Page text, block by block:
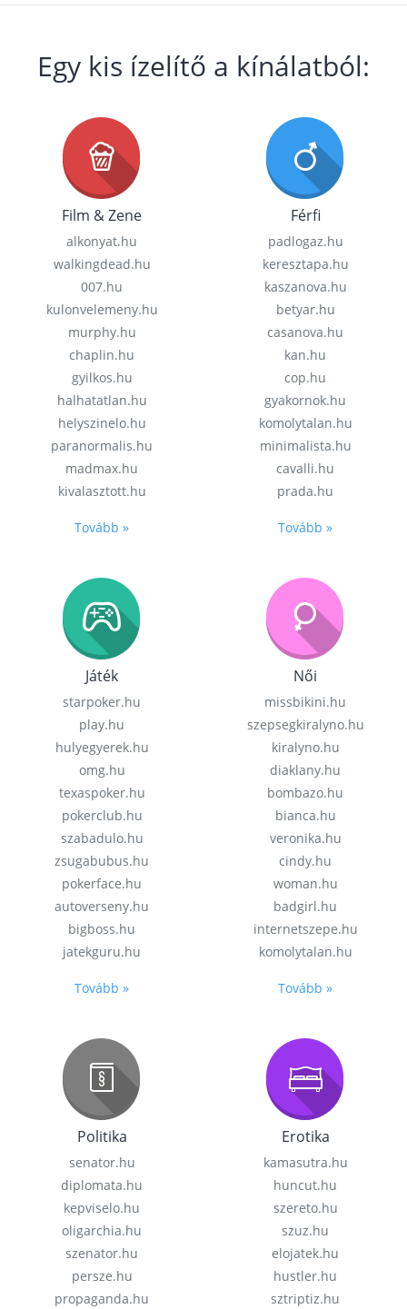
Egy kis ízelítő a kínálatból:
Film & Zene
alkonyat.hu
walkingdead.hu
007.hu
kulonvelemeny.hu
murphy.hu
chaplin.hu
gyilkos.hu
halhatatlan.hu
helyszinelo.hu
paranormalis.hu
madmax.hu
kivalasztott.hu
Tovább »
Férfi
padlogaz.hu
keresztapa.hu
kaszanova.hu
betyar.hu
casanova.hu
kan.hu
cop.hu
gyakornok.hu
komolytalan.hu
minimalista.hu
cavalli.hu
prada.hu
Tovább »
Játék
starpoker.hu
play.hu
hulyegyerek.hu
omg.hu
texaspoker.hu
pokerclub.hu
szabadulo.hu
zsugabubus.hu
pokerface.hu
autoverseny.hu
bigboss.hu
jatekguru.hu
Tovább »
Női
missbikini.hu
szepsegkiralyno.hu
kiralyno.hu
diaklany.hu
bombazo.hu
bianca.hu
veronika.hu
cindy.hu
woman.hu
badgirl.hu
internetszepe.hu
komolytalan.hu
Tovább »
Politika
senator.hu
diplomata.hu
kepviselo.hu
oligarchia.hu
szenator.hu
persze.hu
propaganda.hu
Erotika
kamasutra.hu
huncut.hu
szereto.hu
szuz.hu
elojatek.hu
hustler.hu
sztriptiz.hu